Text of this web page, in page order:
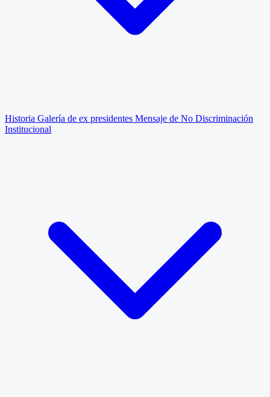
Historia Galería de ex presidentes Mensaje de No Discriminación
Institucional